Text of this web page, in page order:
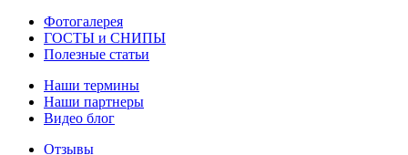
Фотогалерея
ГОСТЫ и СНИПЫ
Полезные статьи
Наши термины
Наши партнеры
Видео блог
Отзывы